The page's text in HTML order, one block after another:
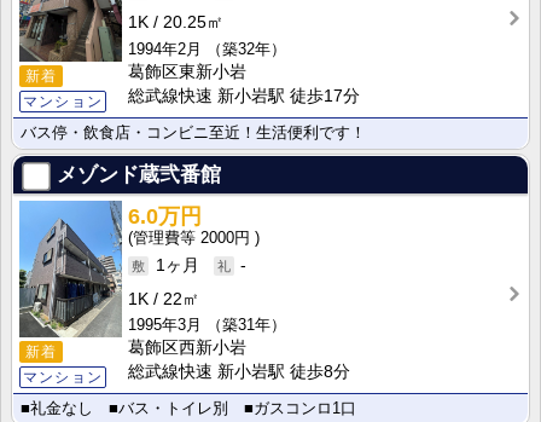
新着
マンション
1K
20.25㎡
1994年2月
（築32年）
葛飾区東新小岩
総武線快速 新小岩駅 徒歩17分
バス停・飲食店・コンビニ至近！生活便利です！
メゾンド蔵弐番館
新着
マンション
6.0万円
2000円
1ヶ月
-
1K
22㎡
1995年3月
（築31年）
葛飾区西新小岩
総武線快速 新小岩駅 徒歩8分
■礼金なし ■バス・トイレ別 ■ガスコンロ1口